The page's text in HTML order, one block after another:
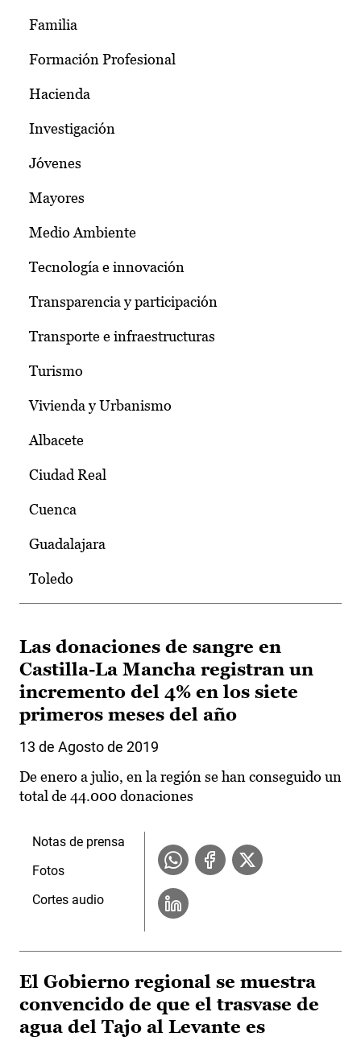
Familia
Formación Profesional
Hacienda
Investigación
Jóvenes
Mayores
Medio Ambiente
Tecnología e innovación
Transparencia y participación
Transporte e infraestructuras
Turismo
Vivienda y Urbanismo
Albacete
Ciudad Real
Cuenca
Guadalajara
Toledo
Las donaciones de sangre en
Castilla-La Mancha registran un
incremento del 4% en los siete
primeros meses del año
13 de Agosto de 2019
De enero a julio, en la región se han conseguido un
total de 44.000 donaciones
Notas de prensa
Fotos
Cortes audio
El Gobierno regional se muestra
convencido de que el trasvase de
agua del Tajo al Levante es